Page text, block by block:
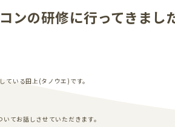
ンの研修に行ってきまし
ている田上(タノウエ ) です。
てお話しさせていただきます。